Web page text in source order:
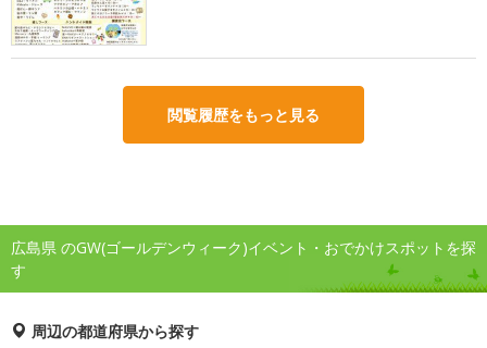
閲覧履歴をもっと見る
広島県 のGW(ゴールデンウィーク)イベント・おでかけスポットを探
す
周辺の都道府県から探す